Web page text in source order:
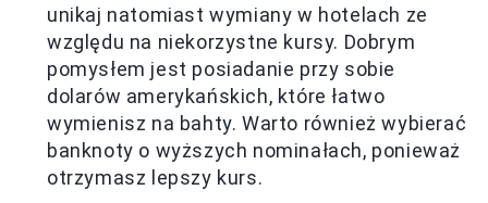
unikaj natomiast wymiany w hotelach ze
względu na niekorzystne kursy. Dobrym
pomysłem jest posiadanie przy sobie
dolarów amerykańskich, które łatwo
wymienisz na bahty. Warto również wybierać
banknoty o wyższych nominałach, ponieważ
otrzymasz lepszy kurs.